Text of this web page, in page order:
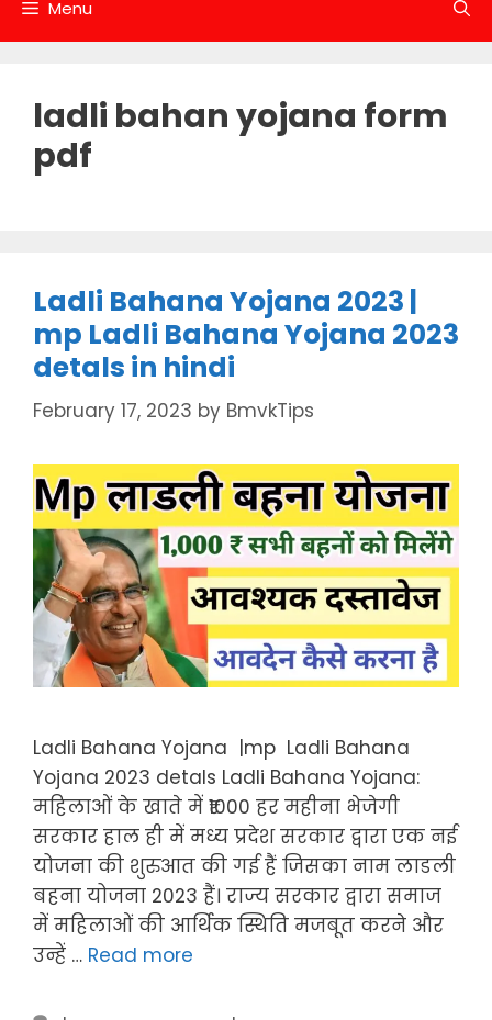
Menu
ladli bahan yojana form
pdf
Ladli Bahana Yojana 2023 |
mp Ladli Bahana Yojana 2023
detals in hindi
February 17, 2023 by BmvkTips
Ladli Bahana Yojana |mp Ladli Bahana
Yojana 2023 detals Ladli Bahana Yojana:
महिलाओं के खाते में ₹1000 हर महीना भेजेगी
सरकार हाल ही में मध्य प्रदेश सरकार द्वारा एक नई
योजना की शुरुआत की गई हैं जिसका नाम लाडली
बहना योजना 2023 हैं। राज्य सरकार द्वारा समाज
में महिलाओं की आर्थिक स्थिति मजबूत करने और
उन्हें … Read more